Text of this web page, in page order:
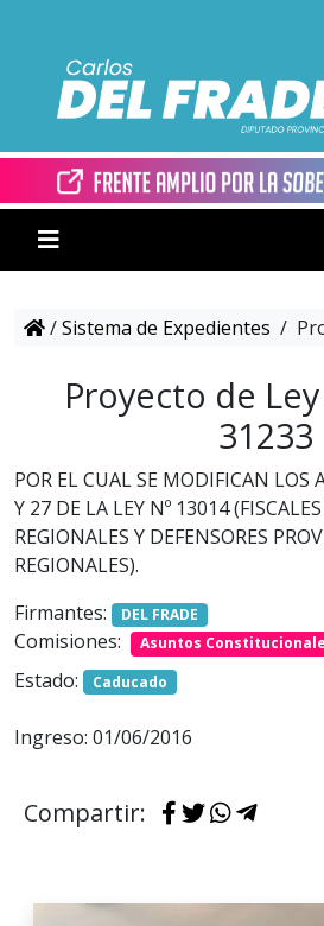
/Sistema de Expedientes /
Proyecto de Ley
31233
POR EL CUAL SE MODIFICAN LOS
Y 27 DE LA LEY Nº 13014
REGIONALES Y DEFENSORES
REGIONALES).
Firmantes:
DEL FRADE
Comisiones: Asuntos
Estado: Caducado
Ingreso: 01/06/2016
Compartir: